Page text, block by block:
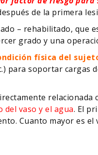
de la primera
– rehabilitado, que
grado y una
física del
para soportar cargas
relacionada
del vaso y el agua. El
Cuanto mayor es el